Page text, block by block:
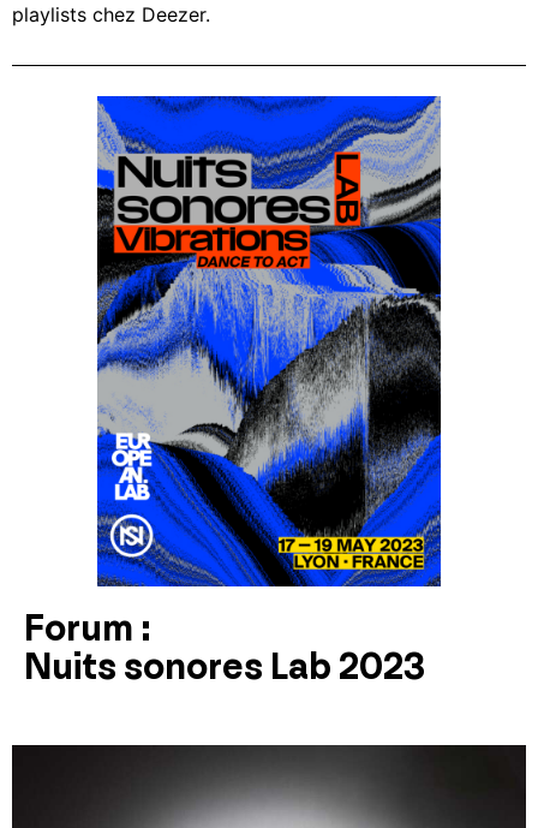
playlists chez Deezer.
Forum :
Nuits sonores Lab 2023